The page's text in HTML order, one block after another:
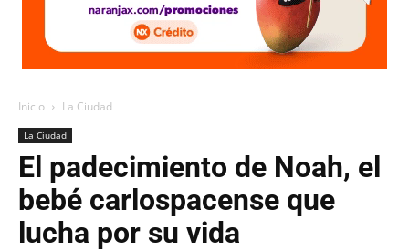
Inicio La Ciudad
La Ciudad
El padecimiento de Noah, el
bebé carlospacense que
lucha por su vida